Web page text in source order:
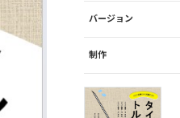
バージョン
制作